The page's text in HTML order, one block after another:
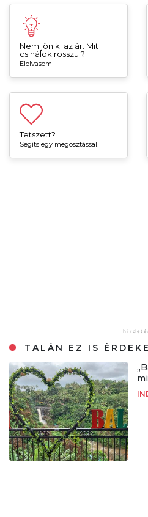
Nem jön ki az ár. Mit
csinálok rosszul?
Elolvasom
Tetszett?
Segíts egy megosztással!
TALÁN EZ IS